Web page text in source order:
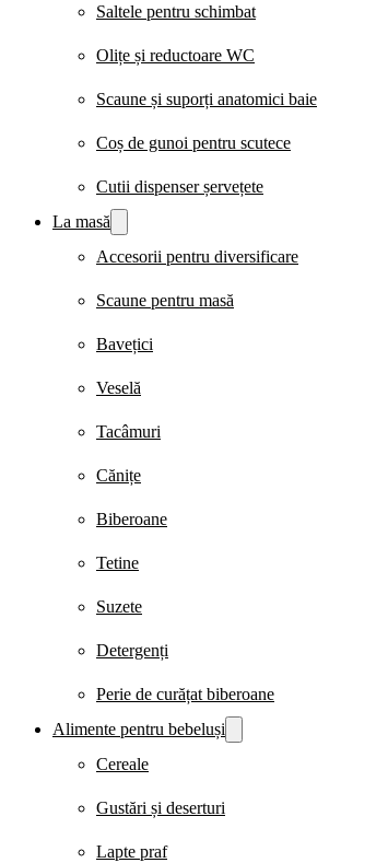
Saltele pentru schimbat
Olițe și reductoare WC
Scaune și suporți anatomici baie
Coș de gunoi pentru scutece
Cutii dispenser șervețete
La masă
Accesorii pentru diversificare
Scaune pentru masă
Bavețici
Veselă
Tacâmuri
Cănițe
Biberoane
Tetine
Suzete
Detergenți
Perie de curățat biberoane
Alimente pentru bebeluși
Cereale
Gustări și deserturi
Lapte praf